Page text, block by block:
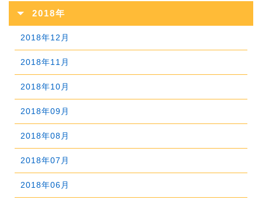
2024年06月
2024年05月
2024年04月
2024年03月
2024年02月
2024年01月
2023年07月
2023年06月
2023年05月
2023年04月
2023年03月
2023年02月
2023年01月
2022年08月
2022年07月
2022年06月
2022年05月
2022年04月
2022年03月
2022年02月
2022年01月
2021年09月
2021年08月
2021年07月
2021年06月
2021年05月
2021年04月
2021年03月
2021年02月
2020年10月
2020年09月
2020年08月
2020年07月
2020年06月
2020年05月
2020年04月
2020年03月
2019年12月
2018年
2018年12月
2018年11月
2018年10月
2018年09月
2018年08月
2018年07月
2018年06月